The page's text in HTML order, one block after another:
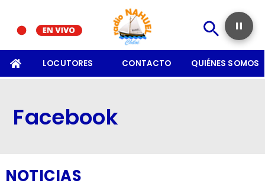
LOCUTORES CONTACTO QUIÉNES SOMOS
Facebook
NOTICIAS